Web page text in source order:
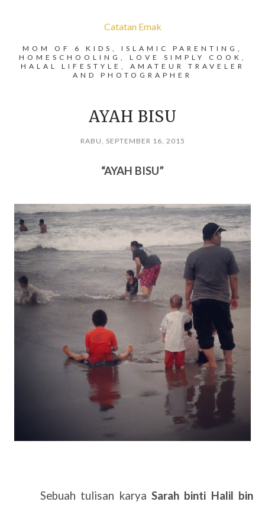
Catatan Emak
MOM OF 6 KIDS, ISLAMIC PARENTING,
HOMESCHOOLING, LOVE SIMPLY COOK,
HALAL LIFESTYLE, AMATEUR TRAVELER
AND PHOTOGRAPHER
AYAH BISU
RABU, SEPTEMBER 16, 2015
“AYAH BISU”
Sebuah tulisan karya Sarah binti Halil bin